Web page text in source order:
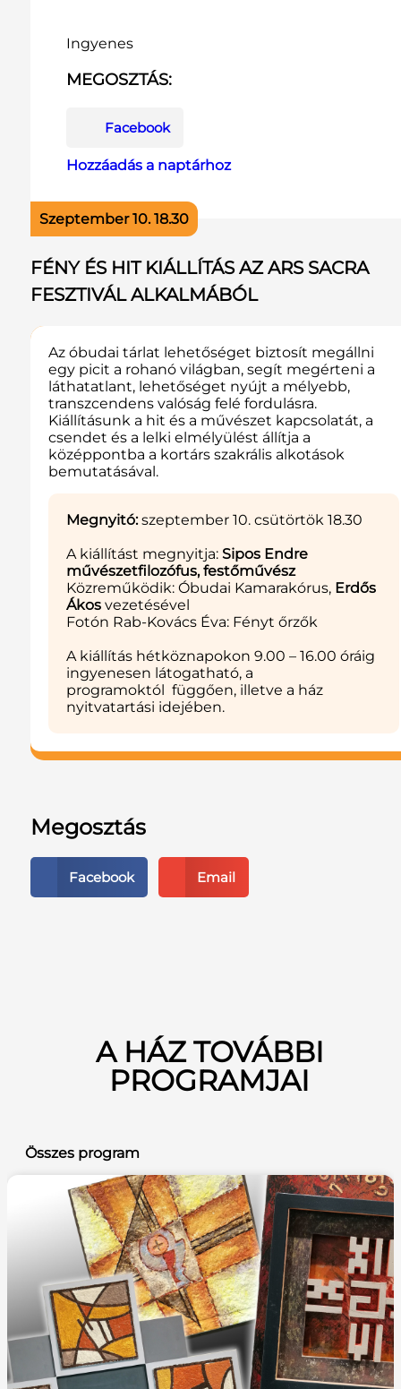
Szeptember 10. 18.30
Ingyenes
MEGOSZTÁS:
Facebook
Hozzáadás a naptárhoz
FÉNY ÉS HIT KIÁLLÍTÁS AZ ARS SACRA
FESZTIVÁL ALKALMÁBÓL
Az óbudai tárlat lehetőséget biztosít megállni
egy picit a rohanó világban, segít megérteni a
láthatatlant, lehetőséget nyújt a mélyebb,
transzcendens valóság felé fordulásra.
Kiállításunk a hit és a művészet kapcsolatát, a
csendet és a lelki elmélyülést állítja a
középpontba a kortárs szakrális alkotások
bemutatásával.
Megnyitó:szeptember 10. csütörtök 18.30
A kiállítást megnyitja: Sipos Endre
művészetfilozófus, festőművész
Közreműködik: Óbudai Kamarakórus, Erdős
Ákos vezetésével
Fotón Rab-Kovács Éva: Fényt őrzők
A kiállítás hétköznapokon 9.00 – 16.00 óráig
ingyenesen látogatható, a
programoktól függően, illetve a ház
nyitvatartási idejében.
Megosztás
Facebook Email
A HÁZ TOVÁBBI
PROGRAMJAI
Összes program